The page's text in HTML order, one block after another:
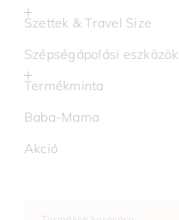
Szettek & Travel Size
Szépségápolási eszközök
Termékminta
Baba-Mama
Akció